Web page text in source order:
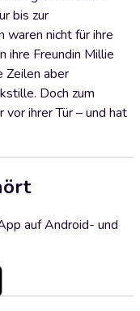
bis zur
waren nicht für ihre
ihre Freundin Millie
Zeilen aber
Doch zum
ihrer Tür – und hat
auf Android- und